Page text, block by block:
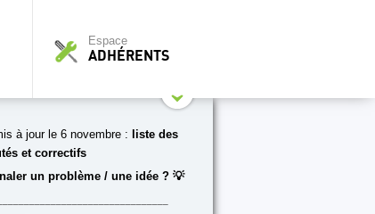
Espace
ADHÉRENTS
à jour le 6 novembre : liste des
et correctifs
un problème / une idée ? 💡